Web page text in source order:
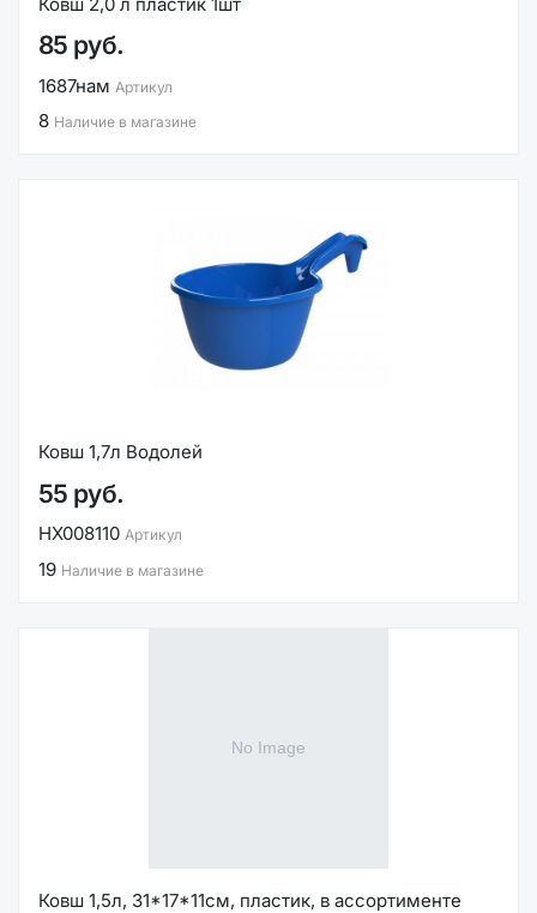
85 руб.
1687нам Артикул
8 Наличие в магазине
Ковш 1,7л Водолей
55 руб.
НХ008110 Артикул
19 Наличие в магазине
Ковш 1,5л, 31*17*11см, пластик, в ассортименте